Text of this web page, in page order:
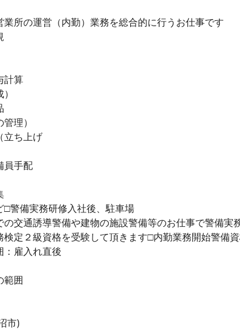
業所の運営（内勤）業務を総合的に行うお仕事です
計算
理）
立ち上げ
員手配
□警備実務研修入社後、駐車場
の交通誘導警備や建物の施設警備等のお仕事で警備
検定２級資格を受験して頂きます□内勤業務開始警備
：雇入れ直後
範囲
市)